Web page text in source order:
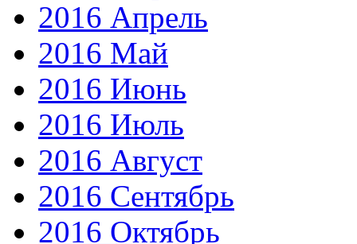
2016 Апрель
2016 Май
2016 Июнь
2016 Июль
2016 Август
2016 Сентябрь
2016 Октябрь